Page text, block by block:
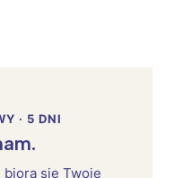
· 5 DNI
się Twoje